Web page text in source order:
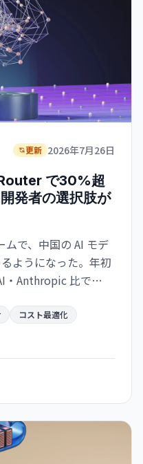
更新 2026年7月26日
で30%超
発者の選択肢が
で、中国の AI モデ
ようになった。年初
・Anthropic 比で
。Moonshot Kimi
成し、Coinbase も
コスト最適化